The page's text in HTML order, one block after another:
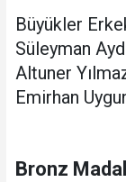
Büyükler
Süleyman
Altuner
Emirhan
Bronz